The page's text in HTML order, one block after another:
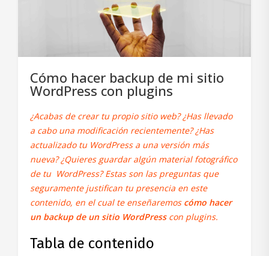
Cómo hacer backup de mi sitio
WordPress con plugins
¿Acabas de crear tu propio sitio web? ¿Has llevado
a cabo una modificación recientemente? ¿Has
actualizado tu WordPress a una versión más
nueva? ¿Quieres guardar algún material fotográfico
de tu WordPress? Estas son las preguntas que
seguramente justifican tu presencia en este
contenido, en el cual te enseñaremoscómo hacer
un backup de un sitio WordPresscon plugins.
Tabla de contenido